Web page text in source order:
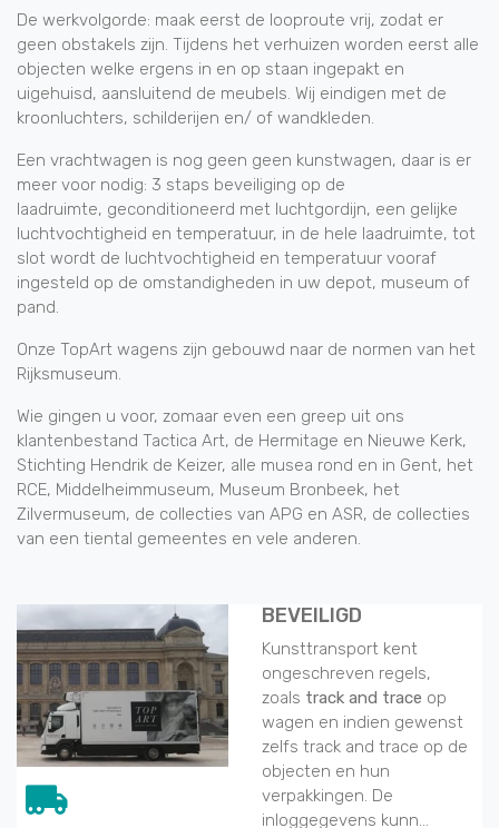
De werkvolgorde: maak eerst de looproute vrij, zodat er
geen obstakels zijn. Tijdens het verhuizen worden eerst alle
objecten welke ergens in en op staan ingepakt en
uigehuisd, aansluitend de meubels. Wij eindigen met de
kroonluchters, schilderijen en/ of wandkleden.
Een vrachtwagen is nog geen geen kunstwagen, daar is er
meer voor nodig: 3 staps beveiliging op de
laadruimte, geconditioneerd met luchtgordijn, een gelijke
luchtvochtigheid en temperatuur, in de hele laadruimte, tot
slot wordt de luchtvochtigheid en temperatuur vooraf
ingesteld op de omstandigheden in uw depot, museum of
pand.
Onze TopArt wagens zijn gebouwd naar de normen van het
Rijksmuseum.
Wie gingen u voor, zomaar even een greep uit ons
klantenbestand Tactica Art, de Hermitage en Nieuwe Kerk,
Stichting Hendrik de Keizer, alle musea rond en in Gent, het
RCE, Middelheimmuseum, Museum Bronbeek, het
Zilvermuseum, de collecties van APG en ASR, de collecties
van een tiental gemeentes en vele anderen.
BEVEILIGD
Kunsttransport kent
ongeschreven regels,
zoals track and trace op
wagen en indien gewenst
zelfs track and trace op de
objecten en hun
verpakkingen. De
inloggegevens kunn...